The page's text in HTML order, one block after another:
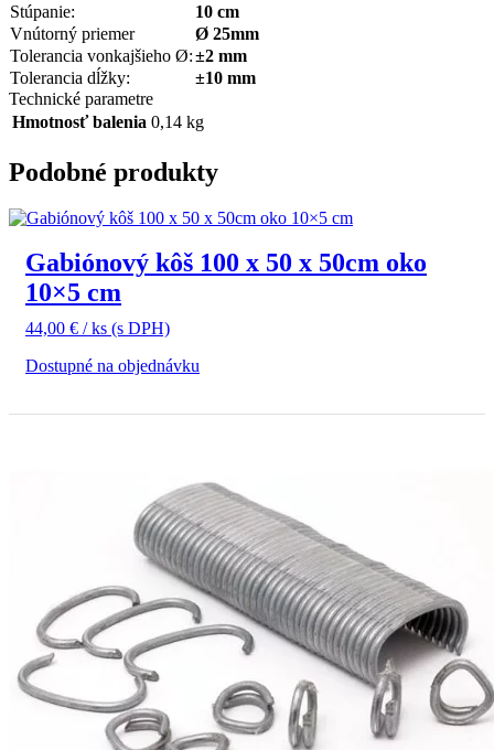
Stúpanie:
10 cm
Vnútorný priemer
Ø 25mm
Tolerancia vonkajšieho Ø:±2 mm
Tolerancia dĺžky:
±10 mm
Technické parametre
Hmotnosť balenia 0,14 kg
Podobné produkty
Gabiónový kôš 100 x 50 x 50cm oko
10×5 cm
44,00 € / ks (s DPH)
Dostupné na objednávku